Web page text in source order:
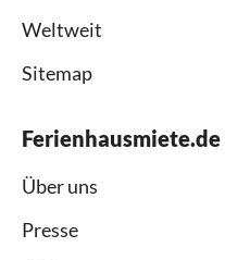
Weltweit
Sitemap
Ferienhausmiete.de
Über uns
Presse